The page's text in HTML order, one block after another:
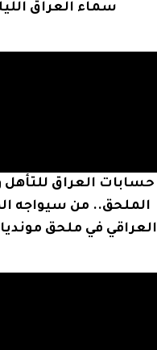
سماء العراق
حسابات العراق للتأهل
الملحق.. من سيواجه
العراقي في ملحق مونديال